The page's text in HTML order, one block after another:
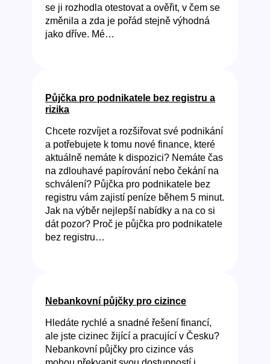
se ji rozhodla otestovat a ověřit, v čem se
změnila a zda je pořád stejně výhodná
jako dříve. Mé…
Půjčka pro podnikatele bez registru a
rizika
Chcete rozvíjet a rozšiřovat své podnikání
a potřebujete k tomu nové finance, které
aktuálně nemáte k dispozici? Nemáte čas
na zdlouhavé papírování nebo čekání na
schválení? Půjčka pro podnikatele bez
registru vám zajistí peníze během 5 minut.
Jak na výběr nejlepší nabídky a na co si
dát pozor? Proč je půjčka pro podnikatele
bez registru…
Nebankovní půjčky pro cizince
Hledáte rychlé a snadné řešení financí,
ale jste cizinec žijící a pracující v Česku?
Nebankovní půjčky pro cizince vás